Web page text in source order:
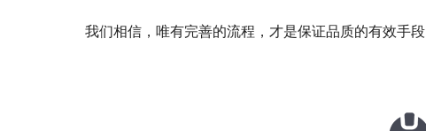
我们相信，唯有完善的流程，才是保证品质的有效手段